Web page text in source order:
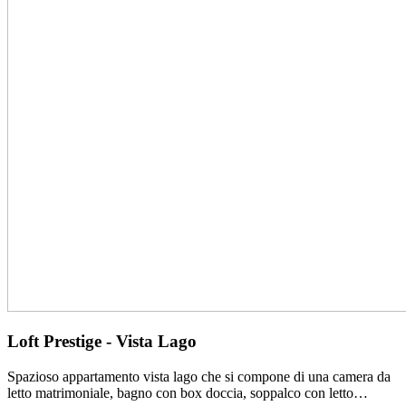
Loft Prestige - Vista Lago
Spazioso appartamento vista lago che si compone di una camera da
letto matrimoniale, bagno con box doccia, soppalco con letto…